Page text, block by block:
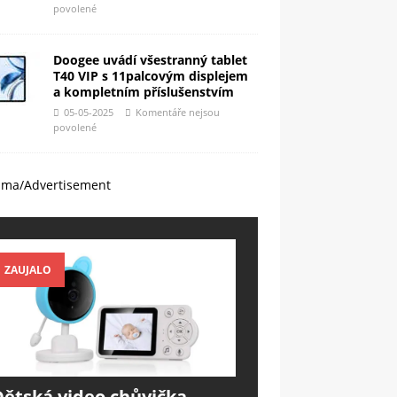
povolené
Doogee uvádí všestranný tablet
T40 VIP s 11palcovým displejem
a kompletním příslušenstvím
05-05-2025
Komentáře nejsou
povolené
Advertisement
ZAUJALO